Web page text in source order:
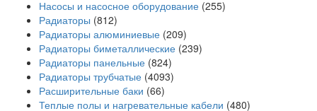
Насосы и насосное оборудование (255)
Радиаторы (812)
Радиаторы алюминиевые (209)
Радиаторы биметаллические (239)
Радиаторы панельные (824)
Радиаторы трубчатые (4093)
Расширительные баки (66)
Теплые полы и нагревательные кабели (480)